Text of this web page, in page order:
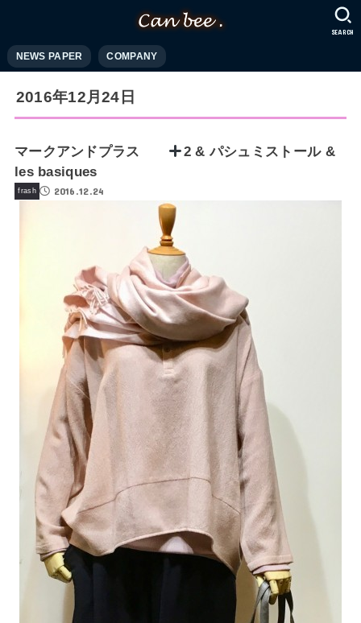
NEWS PAPER COMPANY
SEARCH
2016年12月24日
マークアンドプラス
2 & パシュミストール &
les basiques
frash 2016.12.24